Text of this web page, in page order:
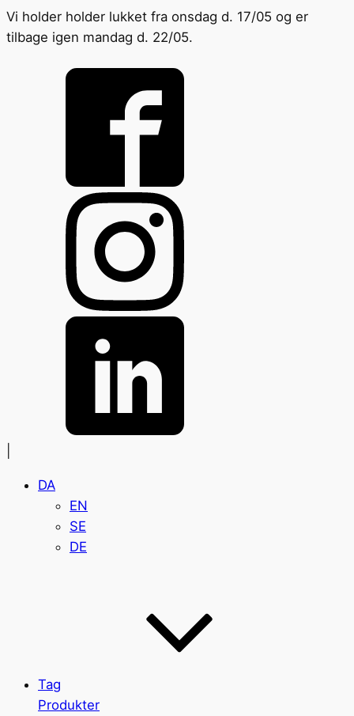
Vi holder holder lukket fra onsdag d. 17/05 og er
tilbage igen mandag d. 22/05.
DA
EN
SE
DE
Tag
Produkter